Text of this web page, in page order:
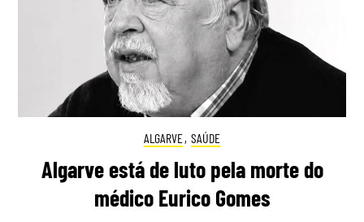
ALGARVE, SAÚDE
Algarve está de luto pela morte do
médico Eurico Gomes